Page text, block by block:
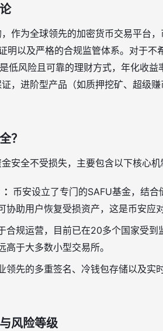
作为全球领先的加密货币交易平台
明以及严格的合规监管体系。对于不
低风险且可靠的理财方式，年化收
，进阶型产品（如质押挖矿、超级
？
安全不受损失，主要包含以下核心机
币安设立了专门的SAFU基金，结
助用户恢复受损资产，这是币安应
合规运营，目前已在20多个国家受
于大多数小型交易所。
领先的多重签名、冷钱包存储以及实
风险等级